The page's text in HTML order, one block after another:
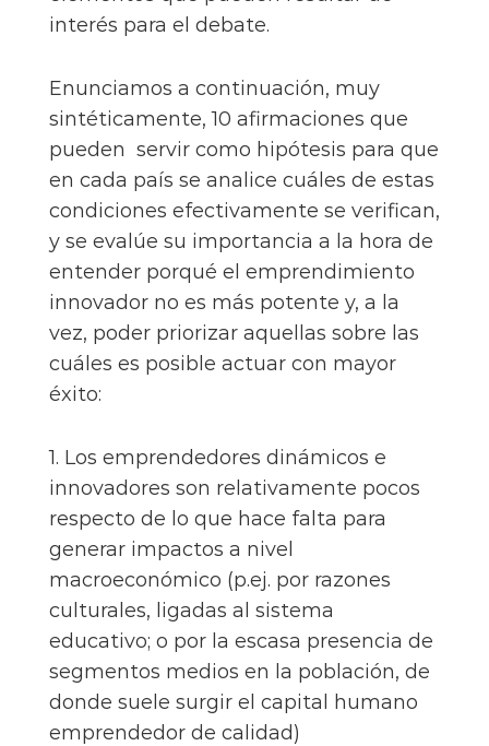
interés para el debate.
Enunciamos a continuación, muy
sintéticamente, 10 afirmaciones que
pueden servir como hipótesis para que
en cada país se analice cuáles de estas
condiciones efectivamente se verifican,
y se evalúe su importancia a la hora de
entender porqué el emprendimiento
innovador no es más potente y, a la
vez, poder priorizar aquellas sobre las
cuáles es posible actuar con mayor
éxito:
1. Los emprendedores dinámicos e
innovadores son relativamente pocos
respecto de lo que hace falta para
generar impactos a nivel
macroeconómico (p.ej. por razones
culturales, ligadas al sistema
educativo; o por la escasa presencia de
segmentos medios en la población, de
donde suele surgir el capital humano
emprendedor de calidad)